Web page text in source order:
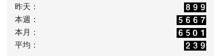
昨天：
本週：
本月：
平均：